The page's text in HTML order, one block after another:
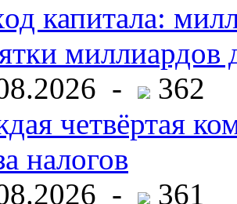
капитала:
миллиардов
-
362
четвёртая
налогов
-
361